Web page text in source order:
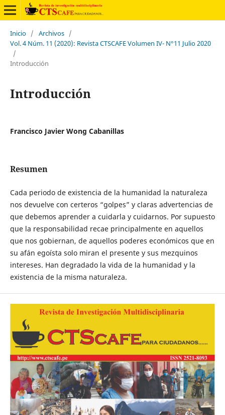
Inicio / Archivos /
Vol. 4 Núm. 11 (2020): Revista CTSCAFE Volumen IV- N°11 Julio 2020
/
Introducción
Introducción
Francisco Javier Wong Cabanillas
Resumen
Cada periodo de existencia de la humanidad la naturaleza
nos devuelve con certeros “golpes” y claras advertencias de
que debemos aprender a cuidarla y cuidarnos. Por supuesto
que la responsabilidad recae principalmente en aquellos
que nos gobiernan, de aquellos poderes económicos que en
su afán egoísta solo miran el presente y sus mezquinos
intereses. Han degradado la vida de la humanidad y la
existencia de la misma naturaleza.